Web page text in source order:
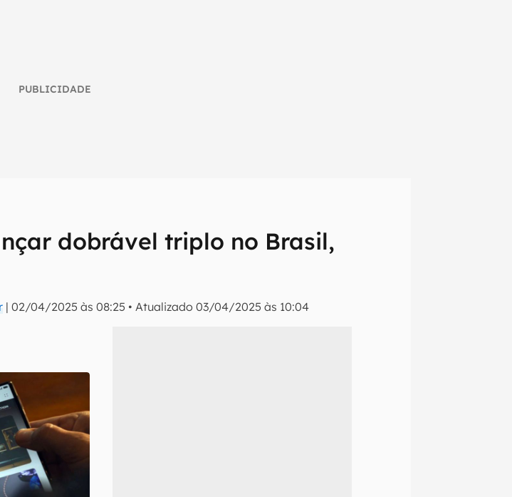
PUBLICIDADE
dobrável triplo no Brasil,
|02/04/2025 às 08:25 •Atualizado03/04/2025 às 10:04
tech!
notícias e reviews sobre tecnologia em primeira
inscreva-se
de Uso e Política de Privacidade do Canaltech.